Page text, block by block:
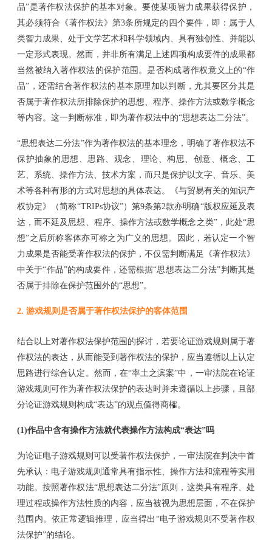
品”是著作权法保护的基本对象。要使某项智力成果获得保护，
其必须符合《著作权法》第3条所规定的四个要件，即：属于人
类智力成果、处于文学艺术和科学领域内、具有独创性、并能以
一定形式表现。然而，并非所有满足上述四项构成要件的成果都
当然被纳入著作权法的保护范围。是否构成著作权意义上的“作
品”，还需结合著作权法的基本原理加以判断，尤其要区分其是
否属于著作权法所排除保护的思想、程序、操作方法或数学概念
等内容。这一判断标准，即为著作权法中的“思想表达二分法”。
“思想表达二分法”作为著作权法的基本理念，明确了著作权法不
保护抽象的思想、思路、观念、理论、构思、创意、概念、工
艺、系统、操作方法、技术方案，而只是保护以文字、音乐、美
术等各种有形的方式对思想的具体表达。《与贸易有关的知识产
权协定》（简称“TRIPs协议”）第9条第2款亦明确“版权应延及表
达，而不延及思想、程序、操作方法或数学概念之类”，此处“思
想”之后所称客体亦可称之为广义的思想。因此，若认定一个智
力成果是否能受著作权法的保护，不仅需判断满足《著作权法》
中关于“作品”的构成要件，还需根据“思想表达二分法”判断其是
否属于排除在保护范围外的“思想”。
2. 游戏规则是否属于著作权法保护的客体范围
结合以上对著作权法保护范围的探讨 ，若要论证游戏规则属于著
作权法的表达，从而能受到著作权法的保护，应当遵循以上认定
思路进行综合认定 。然而，在“率土之滨案”中，一审法院在论证
游戏规则可作为著作权法保护的表达时并未遵循以上步骤，且部
分论证游戏规则构成“表达”的观点值得商榷。
(1)作品中含有操作方法就代表操作方法构成“表达”吗
为论证电子游戏规则可以受著作权法保护，一审法院在判决中首
先承认：电子游戏规则通常具有指示性、操作方法和流程等实用
功能。按照著作权法“思想表达二分法”原则，这类具有程序、处
理过程或操作方法性质的内容，应当被视为思想层面，不在保护
范围内。依正常逻辑推理，应当得出“电子游戏规则不受著作权
法保护”的结论。